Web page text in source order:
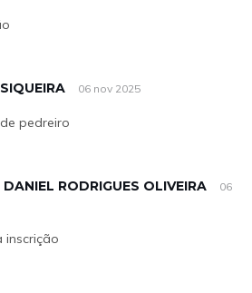
06 nov 2025
pedreiro
RODRIGUES OLIVEIRA 06
inscrição